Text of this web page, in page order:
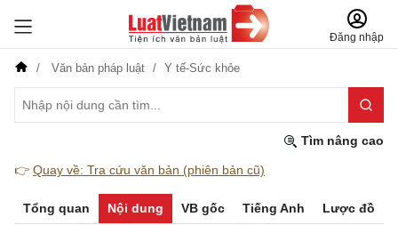
Đăng nhập
Văn bản pháp luật Y tế-Sức khỏe
Tìm nâng cao
👉 Quay về: Tra cứu văn bản (phiên bản cũ)
Tổng quan Nội dung VB gốc Tiếng Anh Lược đồ